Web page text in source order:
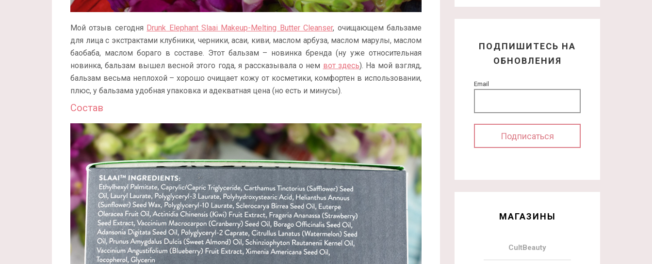
Мой отзыв сегодня Drunk Elephant Slaai Makeup-Melting Butter Cleanser, очищающем бальзаме
для лица с экстрактами клубники, черники, асаи, киви, маслом арбуза, маслом марулы, маслом
баобаба, маслом бораго в составе. Этот бальзам – новинка бренда (ну уже относительная
новинка, бальзам вышел весной этого года, я рассказывала о нем вот здесь). На мой взгляд,
бальзам весьма неплохой – хорошо очищает кожу от косметики, комфортен в использовании,
плюс, у бальзама удобная упаковка и адекватная цена (но есть и минусы).
Состав
ПОДПИШИТЕСЬ НА
ОБНОВЛЕНИЯ
Email
МАГАЗИНЫ
CultBeauty